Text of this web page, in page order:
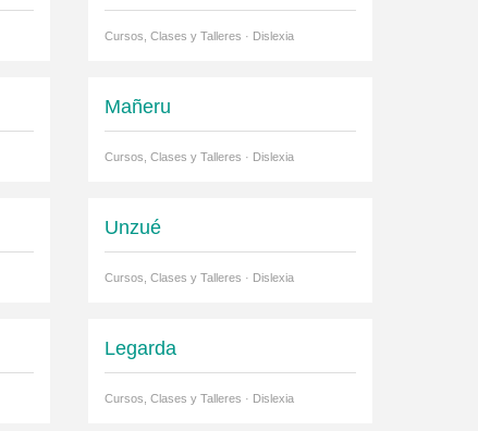
Cursos, Clases y Talleres · Dislexia
Mañeru
Cursos, Clases y Talleres · Dislexia
Unzué
Cursos, Clases y Talleres · Dislexia
Legarda
Cursos, Clases y Talleres · Dislexia